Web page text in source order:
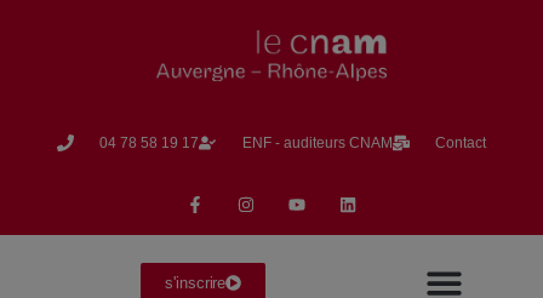
04 78 58 19 17​ ENF - auditeurs CNAM Contact
s'inscrire